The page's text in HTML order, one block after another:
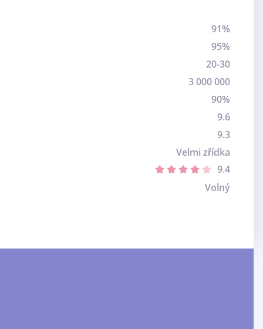
91%
95%
20-30
3 000 000
90%
9.6
9.3
Velmi zřídka
9.4
Volný